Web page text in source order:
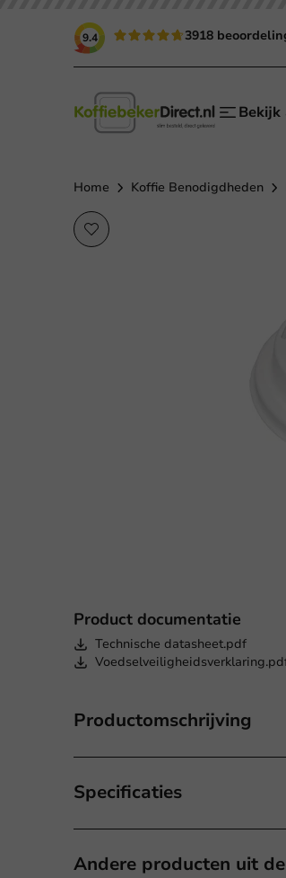
9.4 3918
Home Koffie Benodigdheden
Product documentatie
Technische datasheet.pdf
Productomschrijving
Specificaties
Andere producten uit